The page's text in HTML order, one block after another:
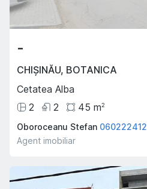
-
CHIȘINĂU, BOTANICA
Cetatea Alba
2
2 45 m2
Oboroceanu Stefan 060222412
Agent imobiliar